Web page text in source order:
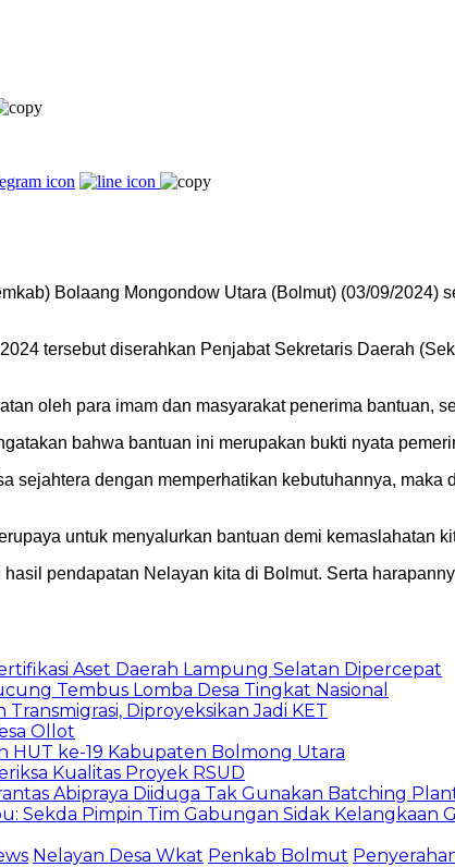
Bolaang Mongondow Utara (Bolmut) (03/09/
tersebut diserahkan Penjabat Sekretaris Daerah
oleh para imam dan masyarakat penerima bantuan,
bahwa bantuan ini merupakan bukti nyata
sejahtera dengan memperhatikan kebutuhannya,
untuk menyalurkan bantuan demi kemaslahatan
pendapatan Nelayan kita di Bolmut. Serta
Aset Daerah Lampung Selatan Dipercepat
Tembus Lomba Desa Tingkat Nasional
Diproyeksikan Jadi KET
Ollot
HUT ke-19 Kabupaten Bolmong Utara
Kualitas Proyek RSUD
Abipraya Diiduga Tak Gunakan Batching
Sekda Pimpin Tim Gabungan Sidak Kelangkaan
Nelayan Desa Wkat Penkab Bolmut